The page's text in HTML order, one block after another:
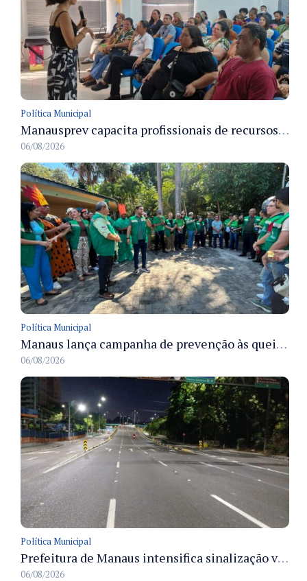
Política Municipal
Manausprev capacita profissionais de recursos humanos para agilizar concessão de aposentadorias no município
06/08/2026
Política Municipal
Manaus lança campanha de prevenção às queimadas no verão amazônico com comitê integrado
06/08/2026
Política Municipal
Prefeitura de Manaus intensifica sinalização viária em diversos bairros para organizar o trânsito e reduzir sinistros
06/08/2026